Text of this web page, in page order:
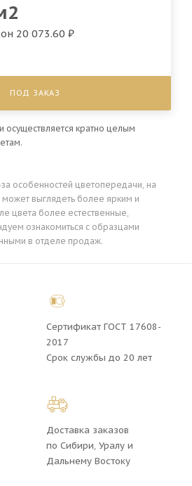
20 073.60 ₽
ПОД ЗАКАЗ
осуществляется кратно целым
особенностей цветопередачи, на
выглядеть более ярким и
цвета более естественные,
ознакомиться с образцами
в отделе продаж.
Сертификат ГОСТ 17608-
2017
Срок службы до 20 лет
Доставка заказов
по Сибири, Уралу и
Дальнему Востоку